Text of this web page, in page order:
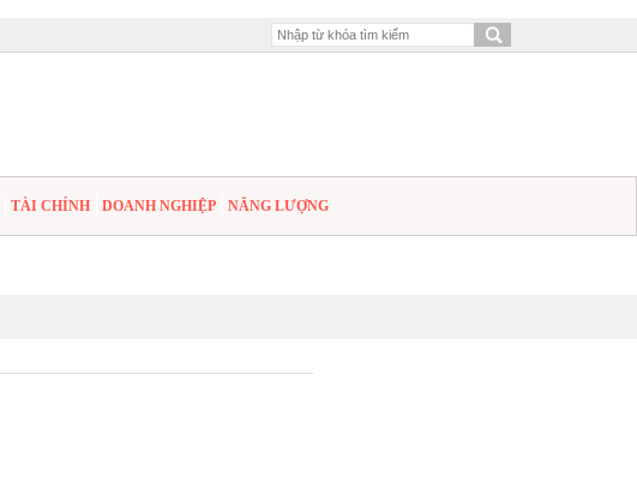
TÀI CHÍNH DOANH NGHIỆP NĂNG LƯỢNG